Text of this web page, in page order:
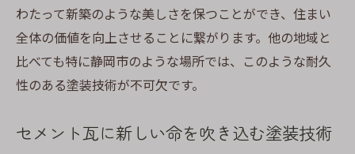
わたって新築のような美しさを保つことができ、住まい
全体の価値を向上させることに繋がります。他の地域と
比べても特に静岡市のような場所では、このような耐久
性のある塗装技術が不可欠です。
セメント瓦に新しい命を吹き込む塗装技術